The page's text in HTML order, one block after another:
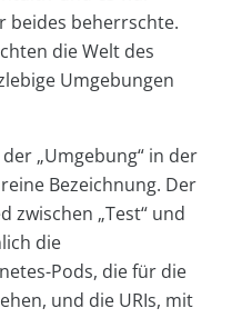
beides beherrschte.
die Welt des
Umgebungen
„Umgebung“ in der
Bezeichnung. Der
zwischen „Test“ und
die
Pods, die für die
und die URIs, mit